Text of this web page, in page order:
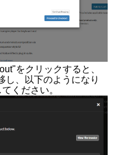
をクリックすると、
し、以下のようになり
ください。